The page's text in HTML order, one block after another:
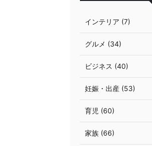
インテリア (7)
グルメ (34)
ビジネス (40)
妊娠・出産 (53)
育児 (60)
家族 (66)